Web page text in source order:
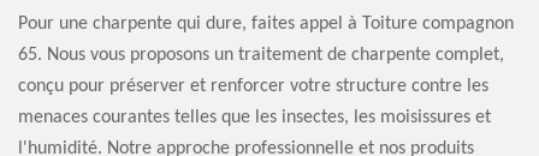
Pour une charpente qui dure, faites appel à Toiture compagnon
65. Nous vous proposons un traitement de charpente complet,
conçu pour préserver et renforcer votre structure contre les
menaces courantes telles que les insectes, les moisissures et
l'humidité. Notre approche professionnelle et nos produits